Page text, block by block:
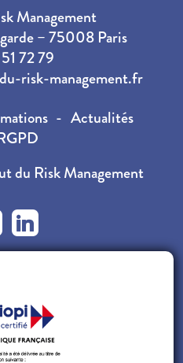
Management
– 75008 Paris
72 79
risk-management.fr
Actualités
du Risk Management